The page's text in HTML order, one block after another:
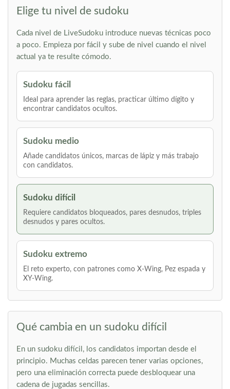
Elige tu nivel de sudoku
Cada nivel de LiveSudoku introduce nuevas técnicas poco
a poco. Empieza por fácil y sube de nivel cuando el nivel
actual ya te resulte cómodo.
Sudoku fácil
Ideal para aprender las reglas, practicar último dígito y
encontrar candidatos ocultos.
Sudoku medio
Añade candidatos únicos, marcas de lápiz y más trabajo
con candidatos.
Sudoku difícil
Requiere candidatos bloqueados, pares desnudos, triples
desnudos y pares ocultos.
Sudoku extremo
El reto experto, con patrones como X-Wing, Pez espada y
XY-Wing.
Qué cambia en un sudoku difícil
En un sudoku difícil, los candidatos importan desde el
principio. Muchas celdas parecen tener varias opciones,
pero una eliminación correcta puede desbloquear una
cadena de jugadas sencillas.